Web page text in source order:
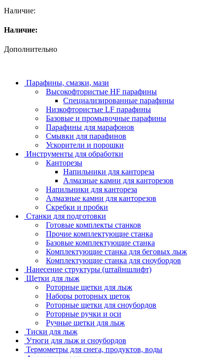
Наличие:
Наличие:
Дополнительно
Парафины, смазки, мази
Высокофтористые HF парафины
Специализированные парафины
Низкофтористые LF парафины
Базовые и промывочные парафины
Парафины для марафонов
Смывки для парафинов
Ускорители и порошки
Инструменты для обработки
Канторезы
Напильники для кантореза
Алмазные камни для канторезов
Напильники для кантореза
Алмазные камни для канторезов
Скребки и пробки
Станки для подготовки
Готовые комплекты станков
Прочие комплектующие станка
Базовые комплектующие станка
Комплектующие станка для беговых лыж
Комплектующие станка для сноубордов
Нанесение структуры (штайншлифт)
Щетки для лыж
Роторные щетки для лыж
Наборы роторных щеток
Роторные щетки для сноубордов
Роторные ручки и оси
Ручные щетки для лыж
Тиски для лыж
Утюги для лыж и сноубордов
Термометры для снега, продуктов, воды